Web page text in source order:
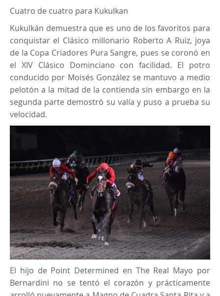
Cuatro de cuatro para Kukulkan
Kukulkán demuestra que es uno de los favoritos para
conquistar el Clásico millonario Roberto A Ruiz, joya
de la Copa Criadores Pura Sangre, pues se coronó en
el XIV Clásico Dominciano con facilidad. El potro
conducido por Moisés González se mantuvo a medio
pelotón a la mitad de la contienda sin embargo en la
segunda parte demostró su valía y puso a prueba su
velocidad.
El hijo de Point Determined en The Real Mayo por
Bernardini no se tentó el corazón y prácticamente